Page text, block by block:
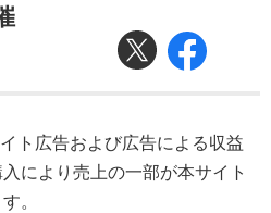
ト広告および広告による収益
により売上の一部が本サイト
。